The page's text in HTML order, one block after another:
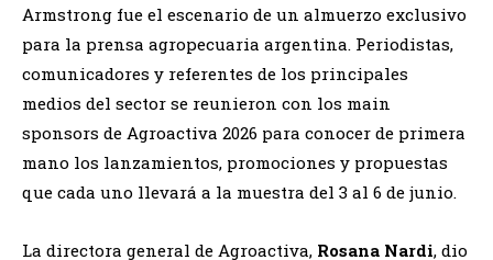
Armstrong fue el escenario de un almuerzo exclusivo
para la prensa agropecuaria argentina. Periodistas,
comunicadores y referentes de los principales
medios del sector se reunieron con los main
sponsors de Agroactiva 2026 para conocer de primera
mano los lanzamientos, promociones y propuestas
que cada uno llevará a la muestra del 3 al 6 de junio.
La directora general de Agroactiva, Rosana Nardi, dio